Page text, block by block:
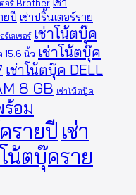
ตอร์ Brother
ยปี เช่าปริ้นเตอร์ราย
ร์เลเซอร์ เช่าโน้ตบุ๊ค
15.6 นิ้ว เช่าโน้ตบุ๊ค
เช่าโน้ตบุ๊ค DELL
8 GB เช่าโน้ตบุ๊ค
อม
รายปี เช่า
โน้ตบุ๊คราย